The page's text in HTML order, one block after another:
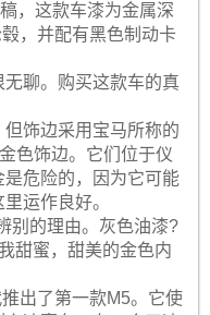
，这款车漆为金属深
，并配有黑色制动卡
聊。购买这款车的真
饰边采用宝马所称的
色饰边。它们位于仪
危险的，因为它可能
运作良好。
别的理由。灰色油漆?
甜蜜，甜美的金色内
出了第一款M5。它使